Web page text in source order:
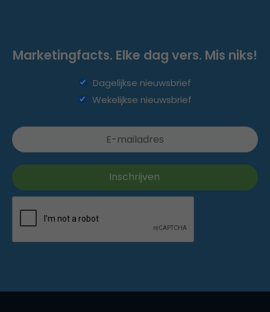
Marketingfacts. Elke dag vers. Mis niks!
Dagelijkse nieuwsbrief
Wekelijkse nieuwsbrief